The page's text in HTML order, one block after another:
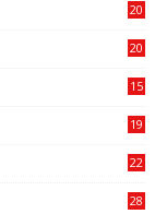
20
20
15
19
22
28